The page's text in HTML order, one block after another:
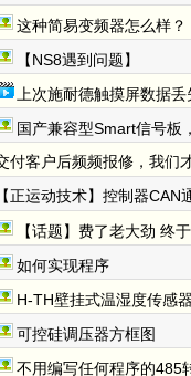
这种简易变频器怎么样？
【NS8遇到问题】
上次施耐德触摸屏数据丢
国产兼容型Smart信号板，通
付客户后频频报修，我们才
【正运动技术】控制器
【话题】费了老大劲 终于
如何实现程序
H-TH壁挂式温湿度传感
可控硅调压器方框图
不用编写任何程序的485